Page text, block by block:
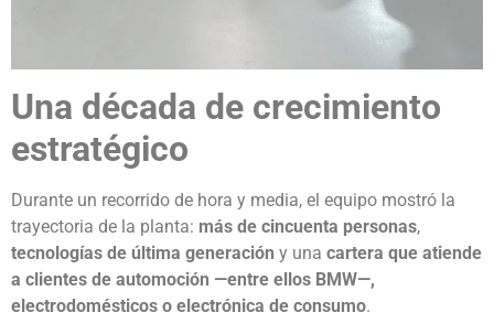
Una década de crecimiento
estratégico
Durante un recorrido de hora y media, el equipo mostró la
trayectoria de la planta: más de cincuenta personas,
tecnologías de última generación y una cartera que atiende
a clientes de automoción —entre ellos BMW—,
electrodomésticos o electrónica de consumo.